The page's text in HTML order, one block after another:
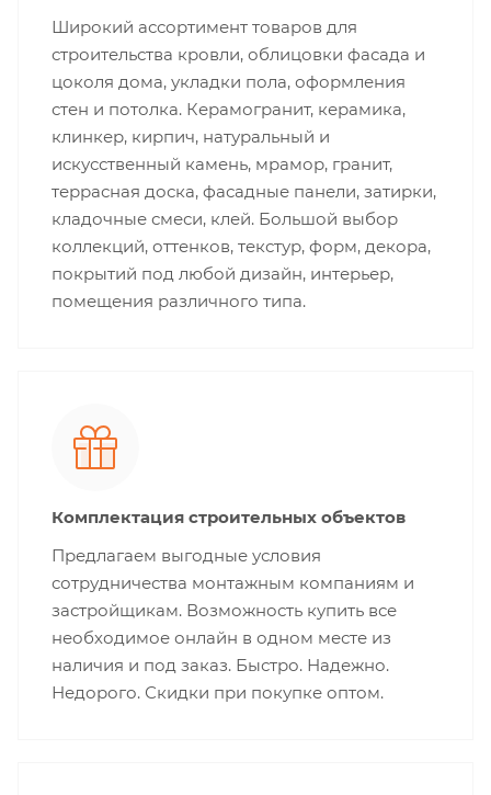
Широкий ассортимент товаров для
строительства кровли, облицовки фасада и
цоколя дома, укладки пола, оформления
стен и потолка. Керамогранит, керамика,
клинкер, кирпич, натуральный и
искусственный камень, мрамор, гранит,
террасная доска, фасадные панели, затирки,
кладочные смеси, клей. Большой выбор
коллекций, оттенков, текстур, форм, декора,
покрытий под любой дизайн, интерьер,
помещения различного типа.
Комплектация строительных объектов
Предлагаем выгодные условия
сотрудничества монтажным компаниям и
застройщикам. Возможность купить все
необходимое онлайн в одном месте из
наличия и под заказ. Быстро. Надежно.
Недорого. Скидки при покупке оптом.